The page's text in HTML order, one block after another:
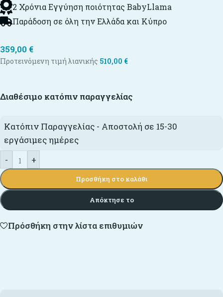
2 Χρόνια Εγγύηση ποιότητας BabyLlama
Παράδοση σε όλη την Ελλάδα και Κύπρο
359,00 €
Προτεινόμενη τιμή λιανικής 510,00 €
Διαθέσιμο κατόπιν παραγγελίας
Κατόπιν Παραγγελίας - Αποστολή σε 15-30
εργάσιμες ημέρες
-
+
Προσθήκη στο καλάθι
Απόκτησε το
Πρόσθήκη στην λίστα επιθυμιών